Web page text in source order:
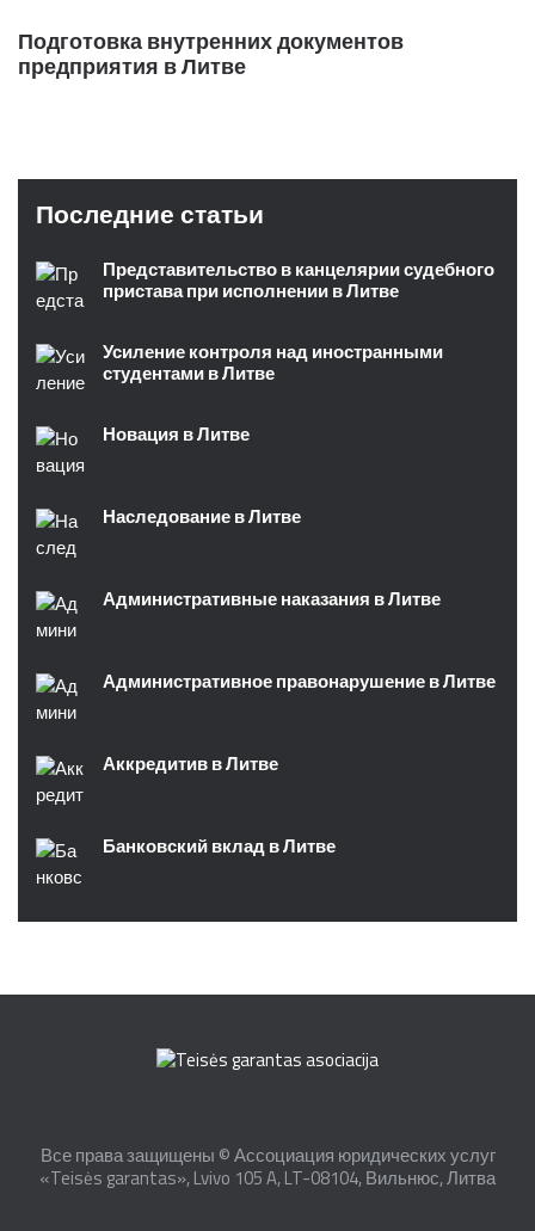
Подготовка внутренних документов
предприятия в Литве
Последние статьи
Представительство в канцелярии судебного
пристава при исполнении в Литве
Усиление контроля над иностранными
студентами в Литве
Новация в Литве
Наследование в Литве
Административные наказания в Литве
Административное правонарушение в Литве
Аккредитив в Литве
Банковский вклад в Литве
Все права защищены © Ассоциация юридических услуг
«Teisės garantas», Lvivo 105 A, LT-08104, Вильнюс, Литва